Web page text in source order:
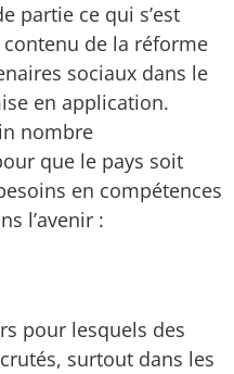
partie ce qui s’est
de la réforme
sociaux dans le
en application.
nombre
que le pays soit
en compétences
l’avenir :
pour lesquels des
surtout dans les